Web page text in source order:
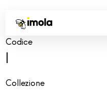
Codice
Collezione